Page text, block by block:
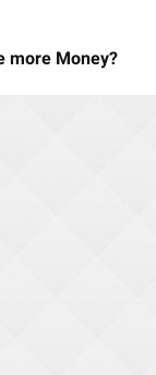
more Money?